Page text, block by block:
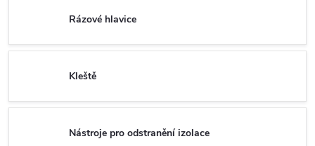
Rázové hlavice
Kleště
Nástroje pro odstranění izolace